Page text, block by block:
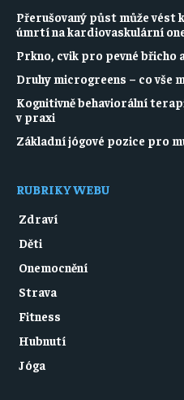
Přerušovaný půst může vést
úmrtí na kardiovaskulární
Prkno, cvik pro pevné břicho
Druhy microgreens – co vše
Kognitivně behaviorální
v praxi
Základní jógové pozice pro
RUBRIKY WEBU
Zdraví
Děti
Onemocnění
Strava
Fitness
Hubnutí
Jóga